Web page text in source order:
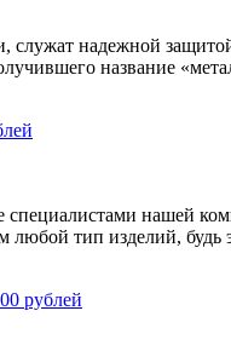
служат надежной
название
нашей
тип изделий,
рублей